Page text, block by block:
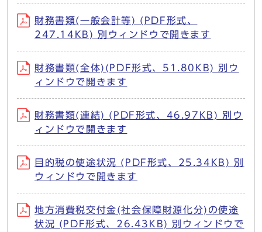
財務書類(一般会計等) (PDF形式、
247.14KB) 別ウィンドウで開きます
財務書類(全体)(PDF形式、51.80KB) 別ウ
ィンドウで開きます
財務書類(連結) (PDF形式、46.97KB) 別ウ
ィンドウで開きます
目的税の使途状況 (PDF形式、25.34KB) 別
ウィンドウで開きます
地方消費税交付金(社会保障財源化分)の使途
状況 (PDF形式、26.43KB) 別ウィンドウで